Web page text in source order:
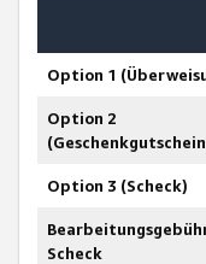
Option 1
Option 2
Option 3 (Scheck)
Scheck